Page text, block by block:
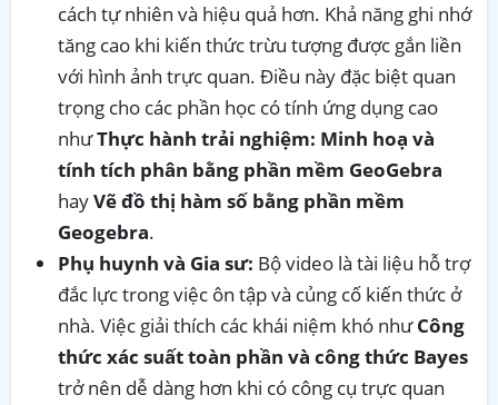
cách tự nhiên và hiệu quả hơn. Khả năng ghi nhớ
tăng cao khi kiến thức trừu tượng được gắn liền
với hình ảnh trực quan. Điều này đặc biệt quan
trọng cho các phần học có tính ứng dụng cao
nhưThực hành trải nghiệm: Minh hoạ và
tính tích phân bằng phần mềm GeoGebra
hayVẽ đồ thị hàm số bằng phần mềm
Geogebra.
Phụ huynh và Gia sư: Bộ video là tài liệu hỗ trợ
đắc lực trong việc ôn tập và củng cố kiến thức ở
nhà. Việc giải thích các khái niệm khó nhưCông
thức xác suất toàn phần và công thức Bayes
trở nên dễ dàng hơn khi có công cụ trực quan